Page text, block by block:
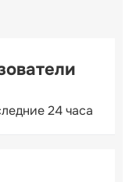
24 часа